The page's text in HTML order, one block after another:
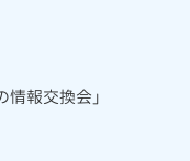
報交換会」